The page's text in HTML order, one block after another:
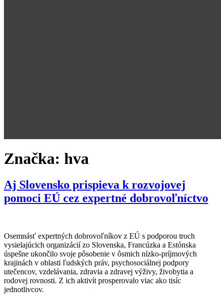
Značka: hva
Aj Slovensko prispieva k rozvojovej
pomoci EÚ cez expertné dobrovoľníctvo
Osemnásť expertných dobrovoľníkov z EÚ s podporou troch
vysielajúcich organizácií zo Slovenska, Francúzka a Estónska
úspešne ukončilo svoje pôsobenie v ôsmich nízko-príjmových
krajinách v oblasti ľudských práv, psychosociálnej podpory
utečencov, vzdelávania, zdravia a zdravej výživy, živobytia a
rodovej rovnosti. Z ich aktivít prosperovalo viac ako tisíc
jednotlivcov.